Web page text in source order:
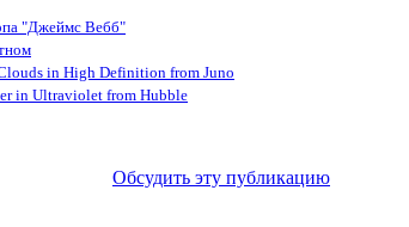
"Джеймс Вебб"
in High Definition from Juno
in Ultraviolet from Hubble
Обсудить эту публикацию